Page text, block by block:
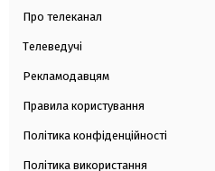
Про телеканал
Телеведучі
Рекламодавцям
Правила користування
Політика конфіденційності
Політика використання